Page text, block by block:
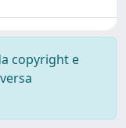
copyright e